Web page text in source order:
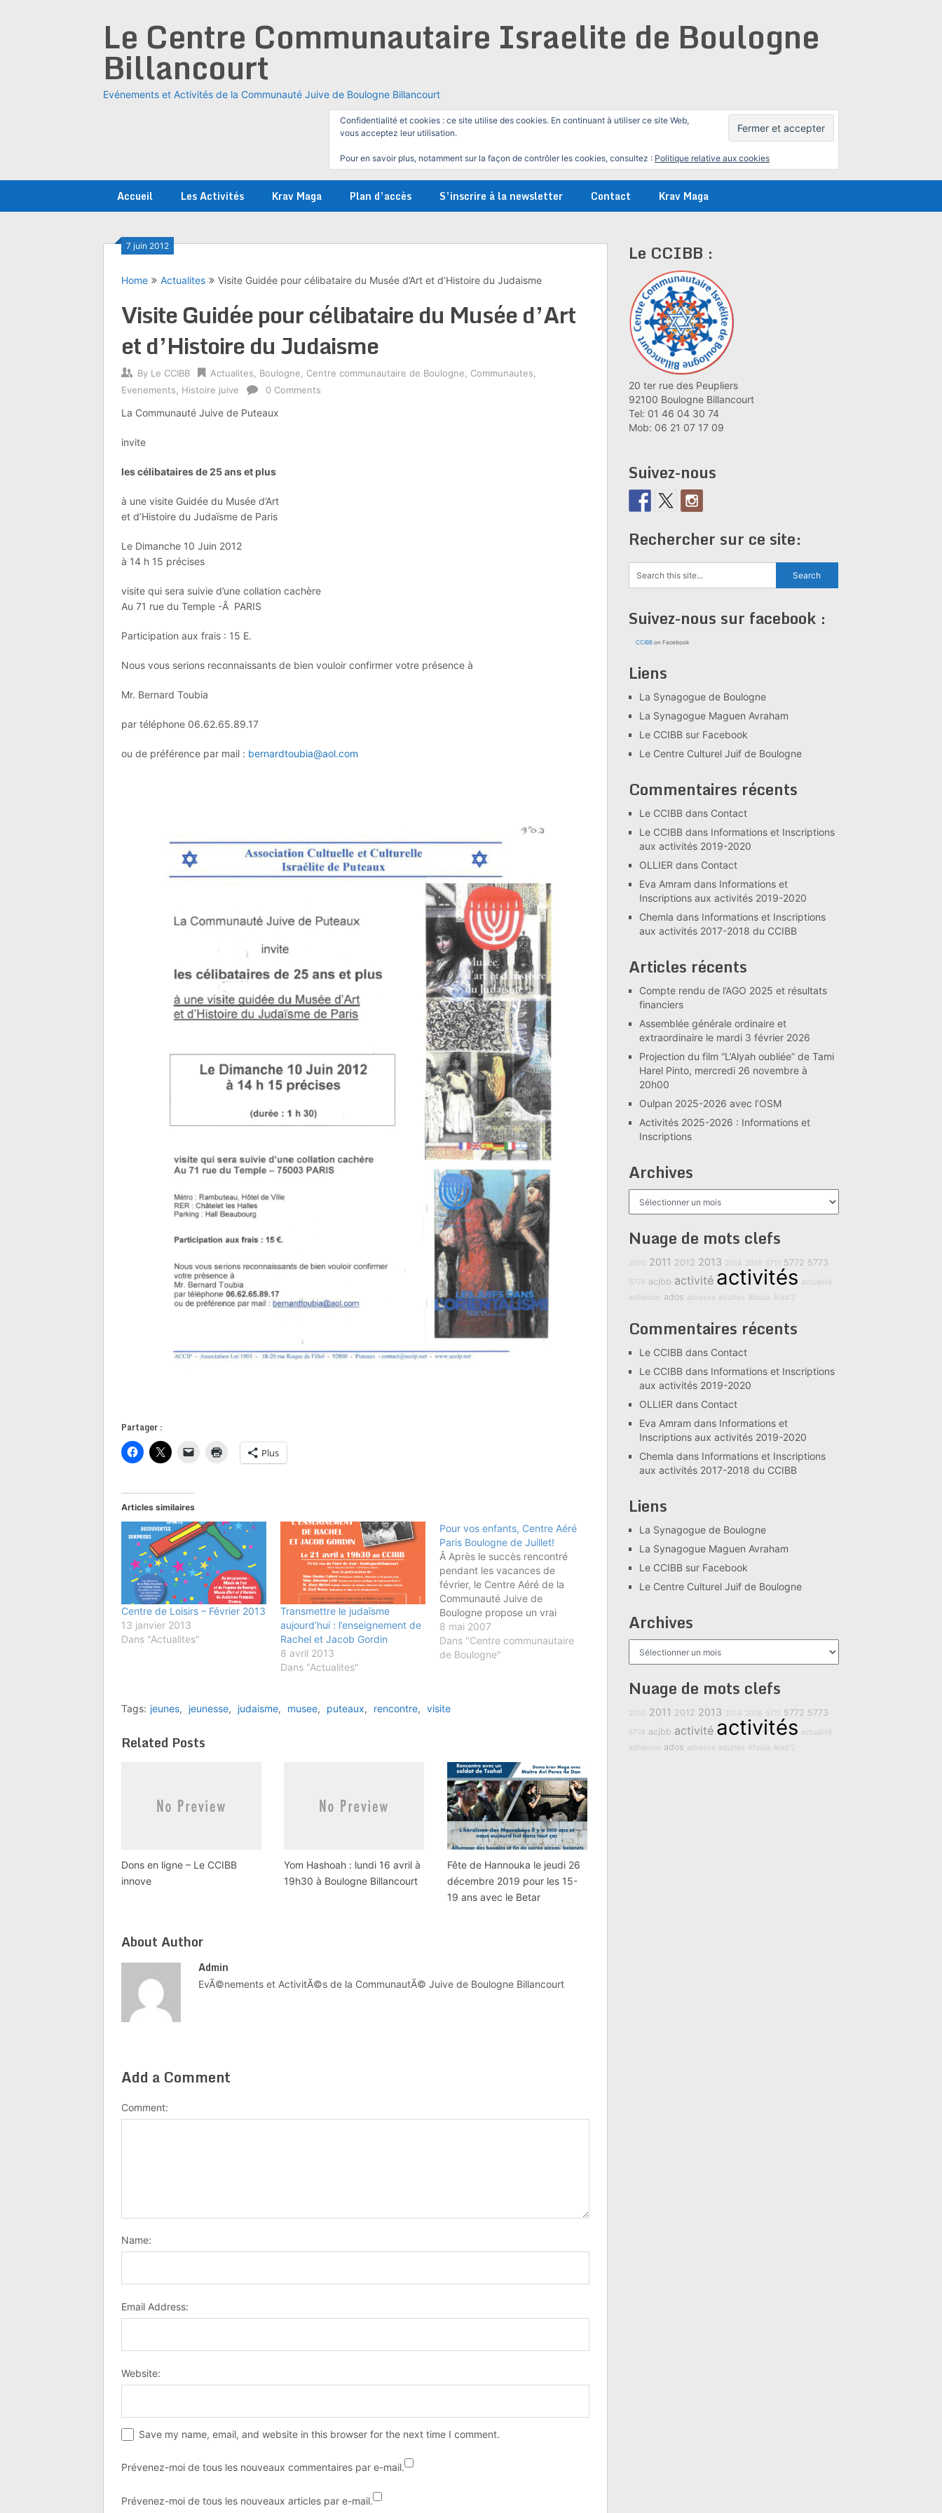
Le Centre Communautaire Israelite de Boulogne
Billancourt
Evénements et Activités de la Communauté Juive de Boulogne Billancourt
Confidentialité et cookies : ce site utilise des cookies. En continuant à utiliser ce site Web,
vous acceptez leur utilisation.
Pour en savoir plus, notamment sur la façon de contrôler les cookies, consultez : Politique relative aux cookies
Accueil Les Activités Krav Maga Plan d’accès S’inscrire à la newsletter Contact Krav Maga
7 juin 2012
Home Actualites Visite Guidée pour célibataire du Musée d’Art et d’Histoire du Judaisme
Visite Guidée pour célibataire du Musée d’Art
et d’Histoire du Judaisme
By Le CCIBB Actualites Boulogne Centre communautaire de Boulogne Communautes
Evenements
Histoire juive 0 Comments
La Communauté Juive de Puteaux
invite
les célibataires de 25 ans et plus
à une visite Guidée du Musée d’Art
et d’Histoire du Judaïsme de Paris
Le Dimanche 10 Juin 2012
à 14 h 15 précises
visite qui sera suivie d’une collation cachère
Au 71 rue du Temple -Â PARIS
Participation aux frais : 15 E.
Nous vous serions reconnaissants de bien vouloir confirmer votre présence à
Mr. Bernard Toubia
par téléphone 06.62.65.89.17
ou de préférence par mail : bernardtoubia@aol.com
Partager :
Plus
Articles similaires
Centre de Loisirs – Février 2013
13 janvier 2013
Dans "Actualites"
Transmettre le judaïsme
aujourd’hui : l’enseignement de
Rachel et Jacob Gordin
8 avril 2013
Dans "Actualites"
Pour vos enfants, Centre Aéré
Paris Boulogne de Juillet!
Â Après le succès rencontré
pendant les vacances de
février, le Centre Aéré de la
Communauté Juive de
Boulogne propose un vrai
programme de vacances :
sports, loisirs, découverte du
monde, et tradition juive dans
Natation à la Piscine *, Arts…
8 mai 2007
Dans "Centre communautaire
de Boulogne"
Tags: jeunes, jeunesse, judaisme, musee, puteaux, rencontre, visite
Related Posts
Dons en ligne – Le CCIBB
innove
Yom Hashoah : lundi 16 avril à
19h30 à Boulogne Billancourt
Fête de Hannouka le jeudi 26
décembre 2019 pour les 15-
19 ans avec le Betar
About Author
Admin
EvÃ©nements et ActivitÃ©s de la CommunautÃ© Juive de Boulogne Billancourt
Add a Comment
Comment:
Name:
Email Address:
Website:
Save my name, email, and website in this browser for the next time I comment.
Prévenez-moi de tous les nouveaux commentaires par e-mail.
Prévenez-moi de tous les nouveaux articles par e-mail.
Le CCIBB :
20 ter rue des Peupliers
92100 Boulogne Billancourt
Tel: 01 46 04 30 74
Mob: 06 21 07 17 09
Suivez-nous
Rechercher sur ce site:
Suivez-nous sur facebook :
CCIBB on Facebook
Liens
La Synagogue de Boulogne
La Synagogue Maguen Avraham
Le CCIBB sur Facebook
Le Centre Culturel Juif de Boulogne
Commentaires récents
Le CCIBB dans Contact
Le CCIBB dans Informations et Inscriptions
aux activités 2019-2020
OLLIER dans Contact
Eva Amram dans Informations et
Inscriptions aux activités 2019-2020
Chemla dans Informations et Inscriptions
aux activités 2017-2018 du CCIBB
Articles récents
Compte rendu de l’AGO 2025 et résultats
financiers
Assemblée générale ordinaire et
extraordinaire le mardi 3 février 2026
Projection du film “L’Alyah oubliée” de Tami
Harel Pinto, mercredi 26 novembre à
20h00
Oulpan 2025-2026 avec l’OSM
Activités 2025-2026 : Informations et
Inscriptions
Archives
Nuage de mots clefs
2010 2011 2012 2013 2014 2018 5711 5772 5773
5774 acjbb activité activités actualité
adhésion ados adresse adultes Afoula Alad'2
Commentaires récents
Le CCIBB dans Contact
Le CCIBB dans Informations et Inscriptions
aux activités 2019-2020
OLLIER dans Contact
Eva Amram dans Informations et
Inscriptions aux activités 2019-2020
Chemla dans Informations et Inscriptions
aux activités 2017-2018 du CCIBB
Liens
La Synagogue de Boulogne
La Synagogue Maguen Avraham
Le CCIBB sur Facebook
Le Centre Culturel Juif de Boulogne
Archives
Nuage de mots clefs
2010 2011 2012 2013 2014 2018 5711 5772 5773
5774 acjbb activité activités actualité
adhésion ados adresse adultes Afoula Alad'2